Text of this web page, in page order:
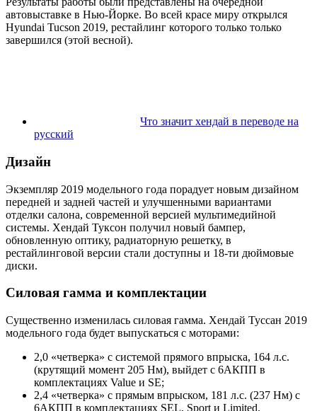
автовыставке в Нью-Йорке. Во всей красе миру открылся
Hyundai Tucson 2019, рестайлинг которого только только
завершился (этой весной).
Что значит хендай в переводе на
русский
Дизайн
Экземпляр 2019 модельного года порадует новым дизайном
передней и задней частей и улучшенными вариантами
отделки салона, современной версией мультимедийной
системы. Хендай Туксон получил новый бампер,
обновленную оптику, радиаторную решетку, в
рестайлинговой версии стали доступны и 18-ти дюймовые
диски.
Силовая гамма и комплектации
Существенно изменилась силовая гамма. Хендай Туссан 2019
модельного года будет выпускаться с моторами:
2,0 «четверка» с системой прямого впрыска, 164 л.с.
(крутящий момент 205 Нм), выйдет с 6АКПП в
комплектациях Value и SE;
2,4 «четверка» с прямым впрыском, 181 л.с. (237 Нм) с
6АКПП в комплектациях SEL, Sport и Limited.